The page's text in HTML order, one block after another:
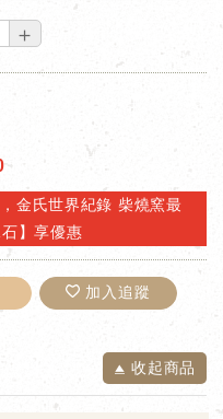
＋
金氏世界紀錄 柴燒窯最
】享優惠
加入追蹤
收起商品